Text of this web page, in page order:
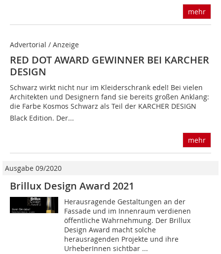
mehr
Advertorial / Anzeige
RED DOT AWARD GEWINNER BEI KARCHER
DESIGN
Schwarz wirkt nicht nur im Kleiderschrank edel! Bei vielen
Architekten und Designern fand sie bereits großen Anklang:
die Farbe Kosmos Schwarz als Teil der KARCHER DESIGN
Black Edition. Der...
mehr
Ausgabe 09/2020
Brillux Design Award 2021
Herausragende Gestaltungen an der
Fassade und im Innenraum verdienen
öffentliche Wahrnehmung. Der Brillux
Design Award macht solche
herausragenden Projekte und ihre
UrheberInnen sichtbar ...